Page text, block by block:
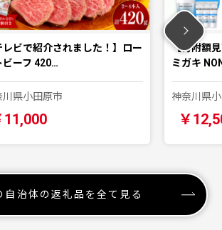
レビで紹介されました！】ロー
ビーフ 420…
川県小田原市
11,000
【寄附額
ミガキ
神奈川県
￥
自治体の返礼品を全て見る